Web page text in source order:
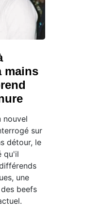
mains
nouvel
sur
détour, le
qu'il
une
beefs